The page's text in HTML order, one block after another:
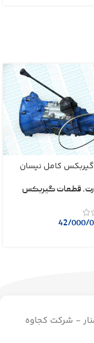
کامل نیسان
, قطعات گیربکس
- شرکت کجاوه